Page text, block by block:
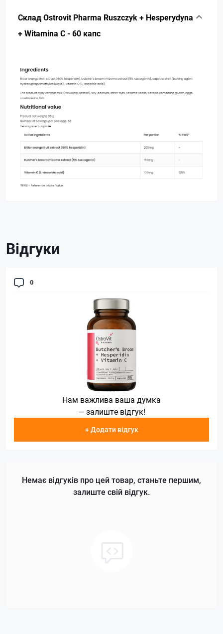
Склад Ostrovit Pharma Ruszczyk + Hesperydyna
+ Witamina C - 60 капс
Відгуки
0
Нам важлива ваша думка
— залиште відгук!
+ Додати відгук
Немає відгуків про цей товар, станьте першим,
залиште свій відгук.